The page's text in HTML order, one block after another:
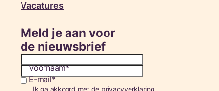
Vacatures
Meld je aan voor
de nieuwsbrief
Voornaam
E-mail
Consent
Ik ga akkoord met de privacyverklaring.